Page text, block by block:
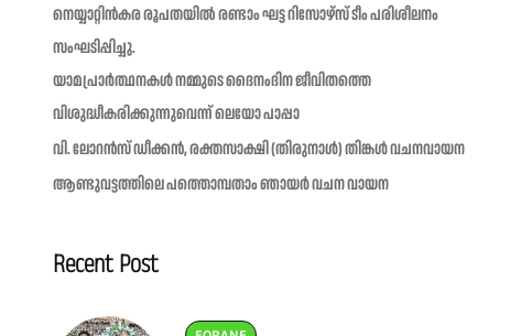
നെയ്യാറ്റിൻകര രൂപതയിൽ രണ്ടാം ഘട്ട റിസോഴ്സ് ടീം പരിശീലനം
സംഘടിപ്പിച്ചു.
യാമപ്രാർത്ഥനകൾ നമ്മുടെ ദൈനംദിന ജീവിതത്തെ
വിശുദ്ധീകരിക്കുന്നുവെന്ന് ലെയോ പാപ്പാ
വി. ലോറൻസ് ഡീക്കൻ, രക്തസാക്ഷി (തിരുനാൾ) തിങ്കൾ വചനവായന
ആണ്ടുവട്ടത്തിലെ പത്തൊമ്പതാം ഞായർ വചന വായന
Recent Post